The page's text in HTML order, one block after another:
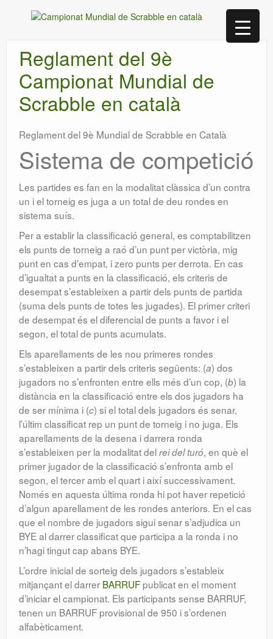
Reglament del 9è
Campionat Mundial de
Scrabble en català
Reglament del 9è Mundial de Scrabble en Català
Sistema de competició
Les partides es fan en la modalitat clàssica d’un contra
un i el torneig es juga a un total de deu rondes en
sistema suís.
Per a establir la classificació general, es comptabilitzen
els punts de torneig a raó d’un punt per victòria, mig
punt en cas d’empat, i zero punts per derrota. En cas
d’igualtat a punts en la classificació, els criteris de
desempat s’estableixen a partir dels punts de partida
(suma dels punts de totes les jugades). El primer criteri
de desempat és el diferencial de punts a favor i el
segon, el total de punts acumulats.
Els aparellaments de les nou primeres rondes
s’estableixen a partir dels criteris següents: (a) dos
jugadors no s’enfronten entre ells més d’un cop, (b) la
distància en la classificació entre els dos jugadors ha
de ser mínima i (c) si el total dels jugadors és senar,
l’últim classificat rep un punt de torneig i no juga. Els
aparellaments de la desena i darrera ronda
s’estableixen per la modalitat delrei del turó, en què el
primer jugador de la classificació s’enfronta amb el
segon, el tercer amb el quart i així successivament.
Només en aquesta última ronda hi pot haver repetició
d’algun aparellament de les rondes anteriors. En el cas
que el nombre de jugadors sigui senar s’adjudica un
BYE al darrer classificat que participa a la ronda i no
n’hagi tingut cap abans BYE.
L’ordre inicial de sorteig dels jugadors s’estableix
mitjançant el darrer BARRUF publicat en el moment
d’iniciar el campionat. Els participants sense BARRUF,
tenen un BARRUF provisional de 950 i s’ordenen
alfabèticament.